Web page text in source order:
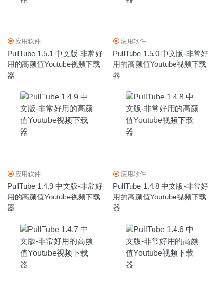
应用软件
PullTube 1.5.1 中文版-非常好
用的高颜值Youtube视频下载
器
应用软件
PullTube 1.5.0 中文版-非常好
用的高颜值Youtube视频下载
器
应用软件
PullTube 1.4.9 中文版-非常好
用的高颜值Youtube视频下载
器
应用软件
PullTube 1.4.8 中文版-非常好
用的高颜值Youtube视频下载
器